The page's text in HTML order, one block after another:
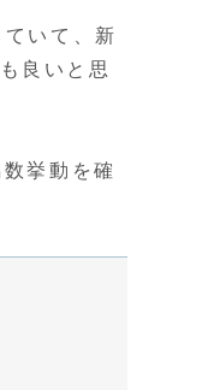
いて、新
良いと思
挙動を確